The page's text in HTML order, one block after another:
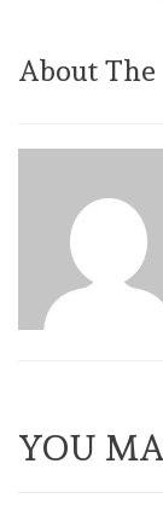
About
YOU